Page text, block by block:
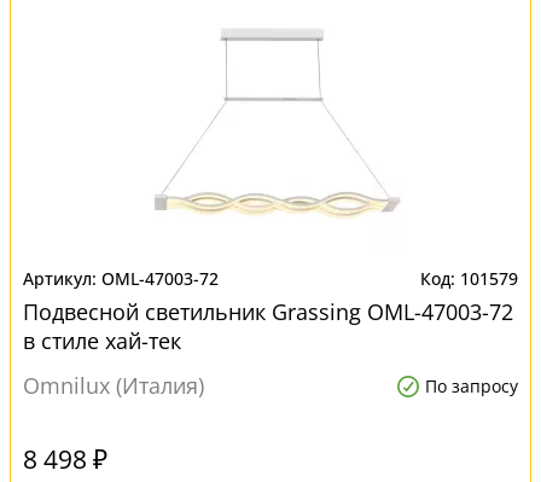
OML-47003-72 101579
Подвесной светильник Grassing OML-47003-72
в стиле хай-тек
Omnilux (Италия)
По запросу
8 498 ₽